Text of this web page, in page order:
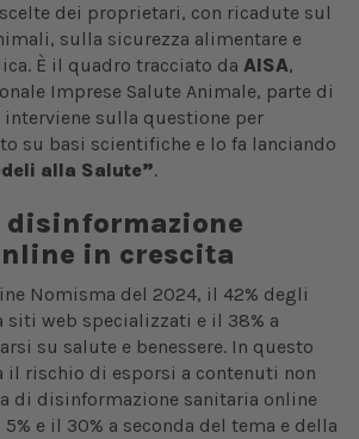
dei proprietari, con ricadute sul
sulla sicurezza alimentare e
È il quadro tracciato da AISA,
Imprese Salute Animale, parte di
interviene sulla questione per
su basi scientifiche e lo fa lanciando
alla Salute”.
disinformazione
in crescita
Nomisma del 2024, il 42% degli
web specializzati e il 38% a
su salute e benessere. In questo
il rischio di esporsi a contenuti non
di disinformazione sanitaria online
e il 30% a seconda del tema e della